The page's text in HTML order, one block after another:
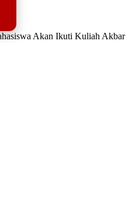
Akan Ikuti Kuliah Akbar